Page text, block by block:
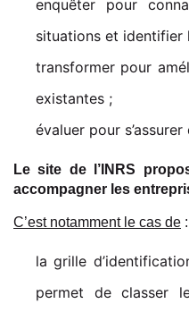
enquêter pour
situations et identifier
transformer pour
existantes ;
évaluer pour
Le site de l’INRS
accompagner les
C’est notamment le cas de :
la grille
permet de classer